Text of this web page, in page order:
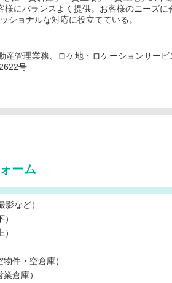
にバランスよく提供。お客様のニーズに
ショナルな対応に役立てている。
産管理業務、ロケ地・ロケーションサービ
号
ーム
など）
件・空倉庫）
倉庫）